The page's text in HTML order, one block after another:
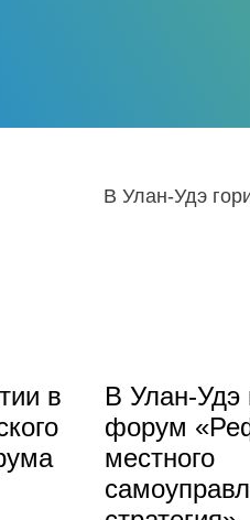
В Улан-Удэ
в
В Улан-
форум
местного